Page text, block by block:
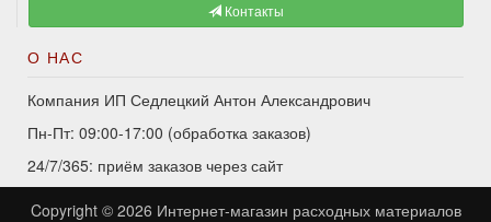
Контакты
О НАС
Компания ИП Седлецкий Антон Александрович
Пн-Пт: 09:00-17:00 (обработка заказов)
24/7/365: приём заказов через сайт
Copyright © 2026 Интернет-магазин расходных материалов